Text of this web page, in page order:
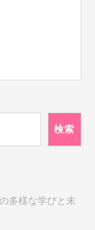
検索
多様な学びと未